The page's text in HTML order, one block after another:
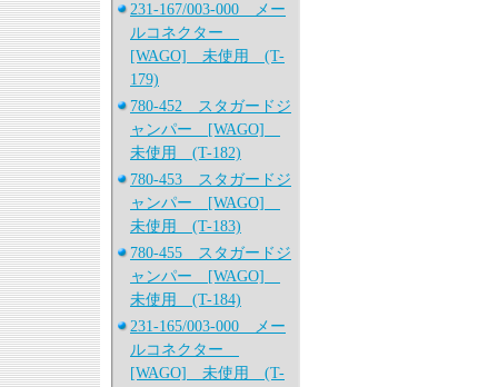
231-167/003-000 メー
ルコネクター
[WAGO] 未使用 (T-
179)
780-452 スタガードジ
ャンパー [WAGO]
未使用 (T-182)
780-453 スタガードジ
ャンパー [WAGO]
未使用 (T-183)
780-455 スタガードジ
ャンパー [WAGO]
未使用 (T-184)
231-165/003-000 メー
ルコネクター
[WAGO] 未使用 (T-